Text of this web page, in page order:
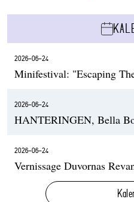
2026-06-24
Minifestival: "Escaping
2026-06-24
HANTERINGEN, Bella
2026-06-24
Vernissage Duvornas